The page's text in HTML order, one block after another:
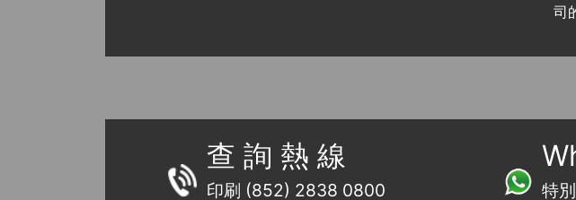
司
查 詢 熱 線
印刷 (852) 2838 0800 特